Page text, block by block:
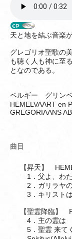
天と地を結ぶ音楽
グレゴリオ聖歌の
も聴く人も神に至
となのである。
ベルギー グリン
HEMELVAART en
GREGORIAANS
曲目
【昇天】
1．父よ、わ
2．ガリラヤ
3．キリスト
【聖霊降臨】
4．主の霊は
5．聖霊 来て